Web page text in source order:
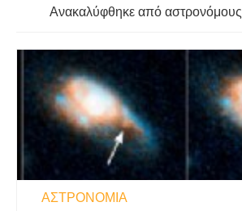
Ανακαλύφθηκε από αστρονόμους
ΑΣΤΡΟΝΟΜΊΑ